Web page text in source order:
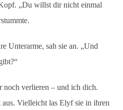
„Du willst dir nicht einmal
Unterarme, sah sie an. „Und
noch verlieren – und ich dich.
Vielleicht las Elyf sie in ihren